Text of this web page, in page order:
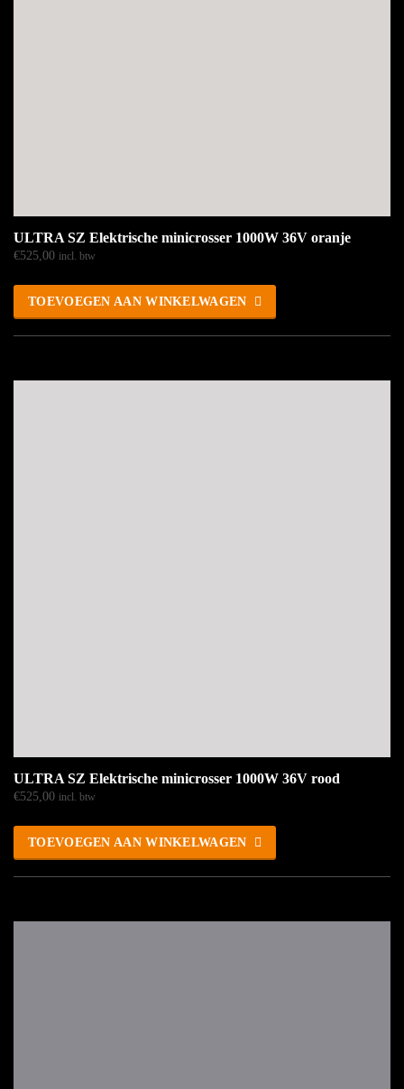
ULTRA SZ Elektrische minicrosser 1000W 36V oranje
€525,00 incl. btw
TOEVOEGEN AAN WINKELWAGEN
ULTRA SZ Elektrische minicrosser 1000W 36V rood
€525,00 incl. btw
TOEVOEGEN AAN WINKELWAGEN